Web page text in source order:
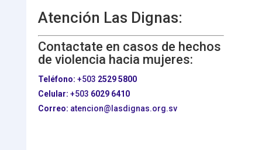
Atención Las Dignas:
Contactate en casos de hechos
de violencia hacia mujeres:
Teléfono: +503 2529 5800
Celular: +503 6029 6410
Correo: atencion@lasdignas.org.sv